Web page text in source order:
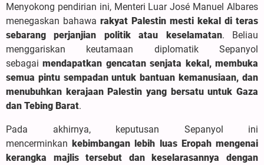
Menyokong pendirian ini, Menteri Luar José Manuel Albares
menegaskan bahawa rakyat Palestin mesti kekal di teras
sebarang perjanjian politik atau keselamatan. Beliau
menggariskan keutamaan diplomatik Sepanyol
sebagaimendapatkan gencatan senjata kekal, membuka
semua pintu sempadan untuk bantuan kemanusiaan, dan
menubuhkan kerajaan Palestin yang bersatu untuk Gaza
dan Tebing Barat.
Pada akhirnya, keputusan Sepanyol ini
mencerminkankebimbangan lebih luas Eropah mengenai
kerangka majlis tersebut dan keselarasannya dengan